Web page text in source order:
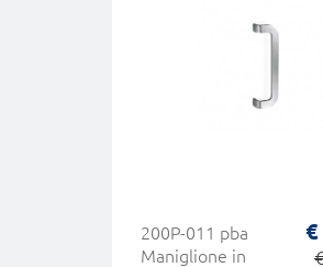
200P-011 pba
Maniglione in
€